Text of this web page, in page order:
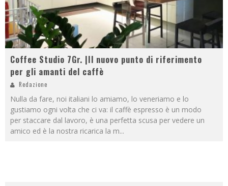
Coffee Studio 7Gr. |Il nuovo punto di riferimento
per gli amanti del caffè
Redazione
Nulla da fare, noi italiani lo amiamo, lo veneriamo e lo
gustiamo ogni volta che ci va: il caffè espresso è un modo
per staccare dal lavoro, è una perfetta scusa per vedere un
amico ed è la nostra ricarica la m...